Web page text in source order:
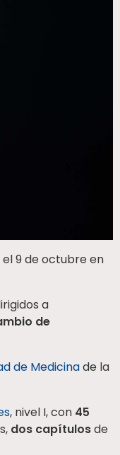
el 9 de octubre en
a
de
de Medicinade la
, nivel I, con 45
dos capítulosde